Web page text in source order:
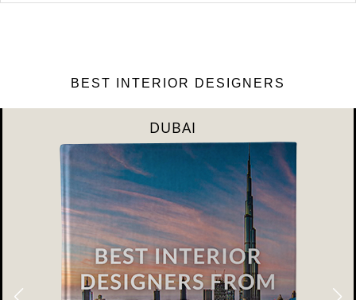
BEST INTERIOR DESIGNERS
DUBAI